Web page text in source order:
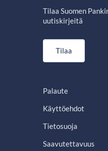
Tilaa Suomen
uutiskirjeitä
Tilaa
Palaute
Käyttöehdot
Tietosuoja
Saavutettavuus